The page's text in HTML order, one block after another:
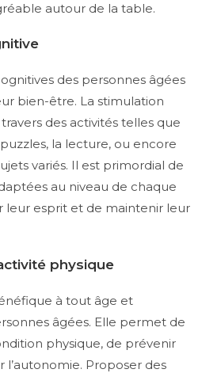
autour de la table.
des personnes âgées
bien-être. La stimulation
des activités telles que
la lecture, ou encore
variés. Il est primordial de
au niveau de chaque
leur esprit et de maintenir leur
physique
à tout âge et
âgées. Elle permet de
physique, de prévenir
l’autonomie. Proposer des